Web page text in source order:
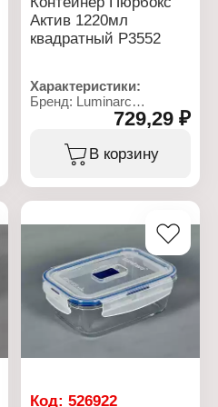
Актив 1220мл
квадратный P3552
Характеристики:
Бренд: Luminarc
Артикул: P3552
Коллекция: "Pure Box"
Тип товара: Контейнер
Особенность: крышка с
Форма: квадратный
Дополнительно: можно
мыть в посудомоечной
машине, использовать в
СВЧ
Материал: ударопрочное
стекло
Объем: 1,22 л
729,29 ₽
В корзину
Код:526922